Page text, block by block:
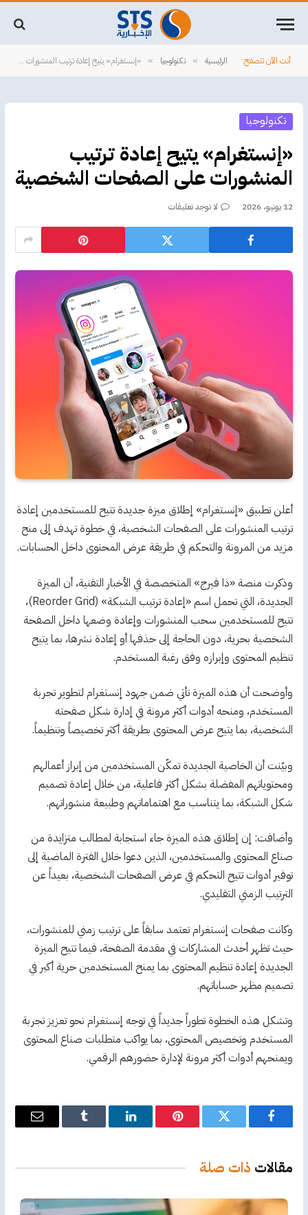
أنت الآن تتصفح: الرئيسية » تكنولوجيا » «إنستغرام» يتيح إعادة ترتيب المنشورات على الصفحات الشخصية
تكنولوجيا
«إنستغرام» يتيح إعادة ترتيب
المنشورات على الصفحات الشخصية
12 يونيو، 2026 لا توجد تعليقات
أعلن تطبيق «إنستغرام» إطلاق ميزة جديدة تتيح للمستخدمين إعادة
ترتيب المنشورات على الصفحات الشخصية، في خطوة تهدف إلى منح
مزيد من المرونة والتحكم في طريقة عرض المحتوى داخل الحسابات.
وذكرت منصة «ذا فيرج» المتخصصة في الأخبار التقنية، أن الميزة
الجديدة، التي تحمل اسم «إعادة ترتيب الشبكة» (Reorder Grid)،
تتيح للمستخدمين سحب المنشورات وإعادة وضعها داخل الصفحة
الشخصية بحرية، دون الحاجة إلى حذفها أو إعادة نشرها، بما يتيح
تنظيم المحتوى وإبرازه وفق رغبة المستخدم.
وأوضحت أن هذه الميزة تأتي ضمن جهود إنستغرام لتطوير تجربة
المستخدم، ومنحه أدوات أكثر مرونة في إدارة شكل صفحته
الشخصية، بما يتيح عرض المحتوى بطريقة أكثر تخصيصاً وتنظيماً.
وبيّنت أن الخاصية الجديدة تمكّن المستخدمين من إبراز أعمالهم
ومحتوياتهم المفضلة بشكل أكثر فاعلية، من خلال إعادة تصميم
شكل الشبكة، بما يتناسب مع اهتماماتهم وطبيعة منشوراتهم.
وأضافت: إن إطلاق هذه الميزة جاء استجابة لمطالب متزايدة من
صناع المحتوى والمستخدمين، الذين دعوا خلال الفترة الماضية إلى
توفير أدوات تتيح التحكم في عرض الصفحات الشخصية، بعيداً عن
الترتيب الزمني التقليدي.
وكانت صفحات إنستغرام تعتمد سابقاً على ترتيب زمني للمنشورات،
حيث تظهر أحدث المشاركات في مقدمة الصفحة، فيما تتيح الميزة
الجديدة إعادة تنظيم المحتوى بما يمنح المستخدمين حرية أكبر في
تصميم مظهر حساباتهم.
وتشكل هذه الخطوة تطوراً جديداً في توجه إنستغرام نحو تعزيز تجربة
المستخدم وتخصيص المحتوى، بما يواكب متطلبات صناع المحتوى
ويمنحهم أدوات أكثر مرونة لإدارة حضورهم الرقمي.
فيسبوك تويتر بينتيريستلينكدإن Tumblr
البريد
مقالات ذات صلة